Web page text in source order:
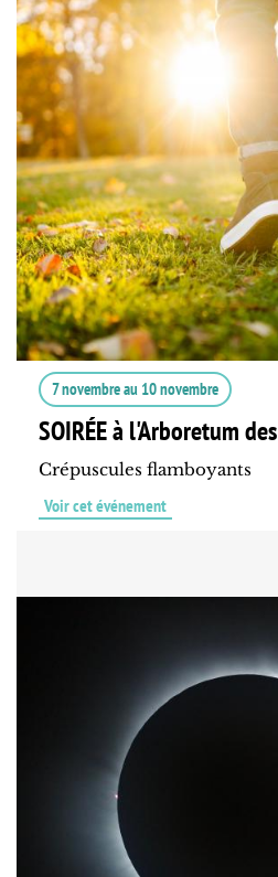
7 novembreau 10 novembre
SOIRÉE à l'Arboretum
Crépuscules flamboyants
Voir cet événement